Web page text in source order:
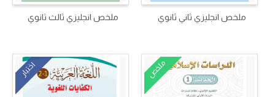
ملخص انجليزي ثاني ثانوي ملخص انجليزي ثالث ثانوي
ملخص اختبار